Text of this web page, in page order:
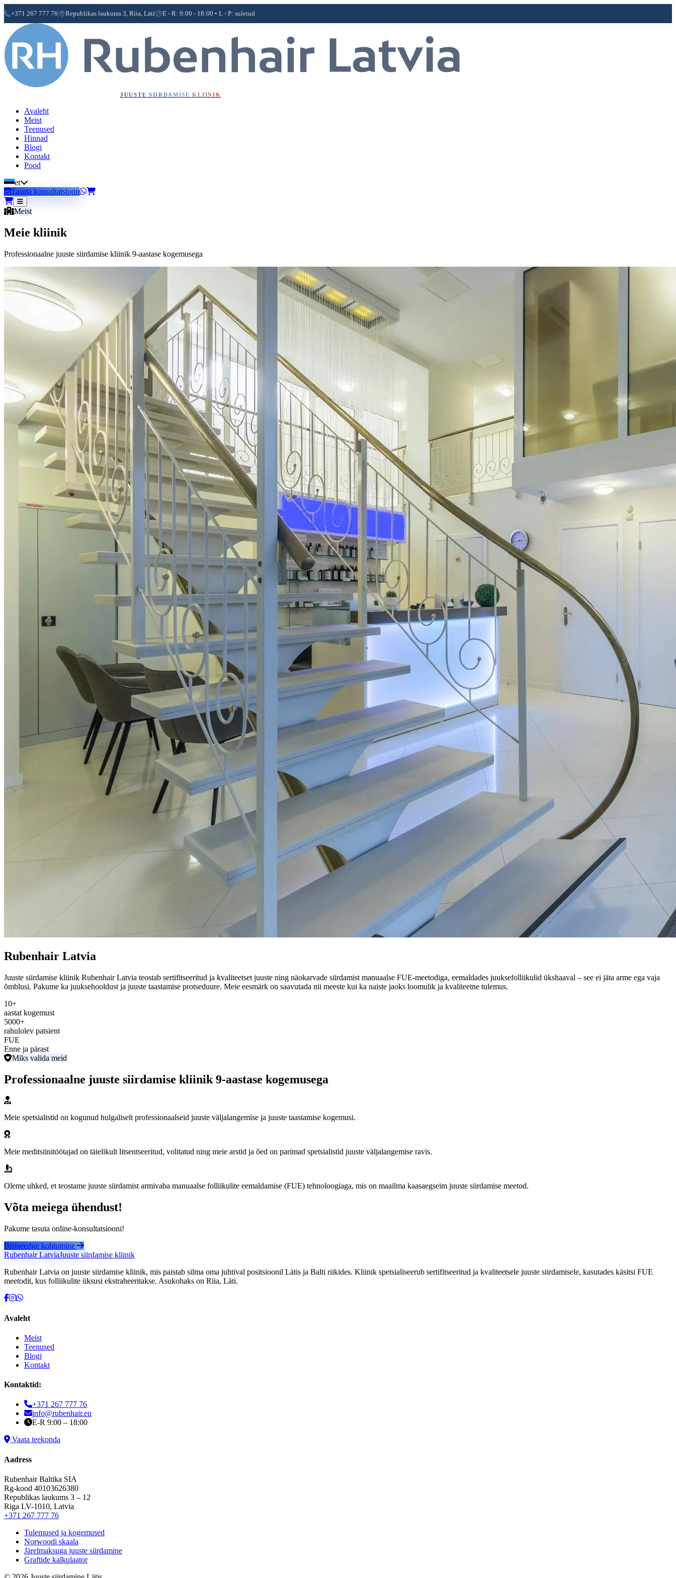
+371 267 777 76 Republikas laukums 3, Riia, Läti E - R: 9:00 - 18:00 • L - P: suletud
JUUSTE SIIRDAMISE KLIINIK
Avaleht
Meist
Teenused
Hinnad
Blogi
Kontakt
Pood
et
Tasuta konsultatsioon
Meist
Meie kliinik
Professionaalne juuste siirdamise kliinik 9-aastase kogemusega
Rubenhair Latvia
Juuste siirdamise kliinik Rubenhair Latvia teostab sertifitseeritud ja kvaliteetset juuste ning näokarvade siirdamist manuaalse FUE-meetodiga, eemaldades juuksefolliikulid ükshaaval – see ei jäta arme ega vaja
õmblusi. Pakume ka juuksehooldust ja juuste taastamise protseduure. Meie eesmärk on saavutada nii meeste kui ka naiste jaoks loomulik ja kvaliteetne tulemus.
10+
aastat kogemust
5000+
rahulolev patsient
FUE
Enne ja pärast
Miks valida meid
Professionaalne juuste siirdamise kliinik 9-aastase kogemusega
Meie spetsialistid on kogunud hulgaliselt professionaalseid juuste väljalangemise ja juuste taastamise kogemusi.
Meie meditsiinitöötajad on täielikult litsentseeritud, volitatud ning meie arstid ja õed on parimad spetsialistid juuste väljalangemise ravis.
Oleme uhked, et teostame juuste siirdamist armivaba manuaalse folliikulite eemaldamise (FUE) tehnoloogiaga, mis on maailma kaasaegseim juuste siirdamise meetod.
Võta meiega ühendust!
Pakume tasuta online-konsultatsiooni!
Broneerige kohtumine
RubenhairLatviaJuuste siirdamise kliinik
Rubenhair Latvia on juuste siirdamise kliinik, mis paistab silma oma juhtival positsioonil Lätis ja Balti riikides. Kliinik spetsialiseerub sertifitseeritud ja kvaliteetsele juuste siirdamisele, kasutades käsitsi FUE
meetodit, kus folliikulite üksusi ekstraheeritakse. Asukohaks on Riia, Läti.
Avaleht
Meist
Teenused
Blogi
Kontakt
Kontaktid:
+371 267 777 76
info@rubenhair.eu
E-R 9:00 – 18:00
Vaata teekonda
Aadress
Rubenhair Baltika SIA
Rg-kood 40103626380
Republikas laukums 3 – 12
Riga LV-1010, Latvia
+371 267 777 76
Tulemused ja kogemused
Norwoodi skaala
Järelmaksuga juuste siirdamine
Graftide kalkulaator